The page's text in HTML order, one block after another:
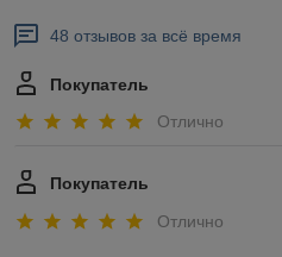
48 отзывов за всё время
Покупатель
Отлично
Покупатель
Отлично